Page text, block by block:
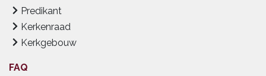
Predikant
Kerkenraad
Kerkgebouw
FAQ